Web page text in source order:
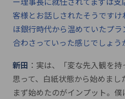
客様とお話しされたそうです
ほ銀行時代から温めていたプ
合わさっていった感じでしょう
新田 ：実は、「変な先入観を
思って、白紙状態から始めまし
まず始めたのがインプット。